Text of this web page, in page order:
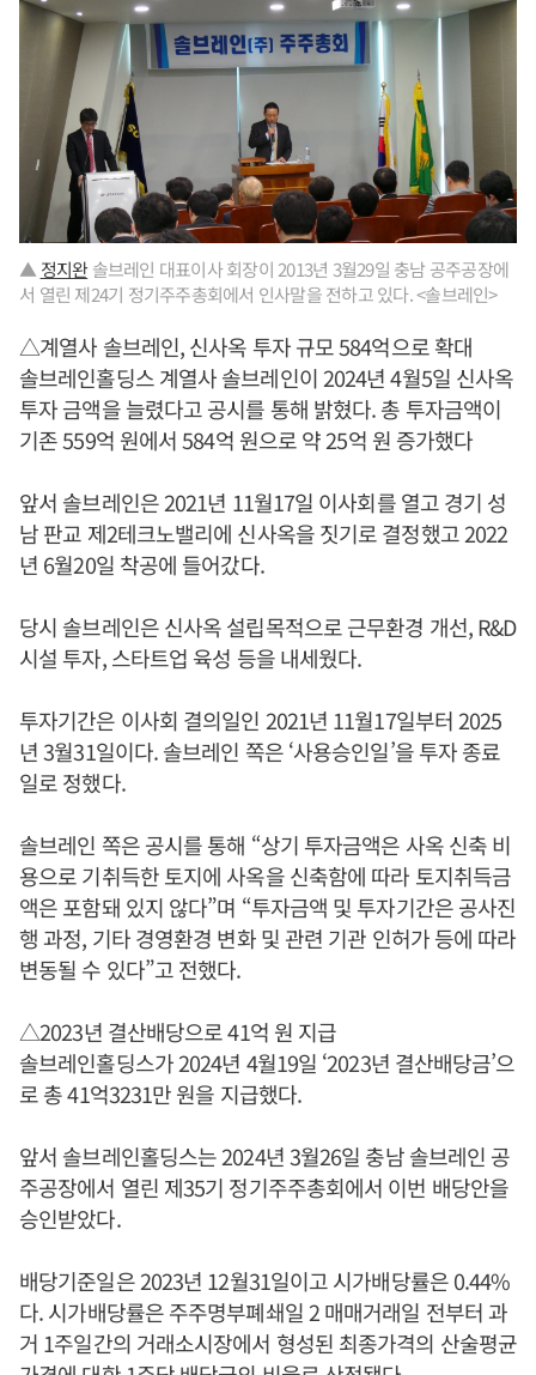
▲ 정지완솔브레인 대표이사 회장이 2013년 3월29일 충남 공주공장에
서 열린 제24기 정기주주총회에서 인사말을 전하고 있다. <솔브레인>
△계열사 솔브레인, 신사옥 투자 규모 584억으로 확대
솔브레인홀딩스 계열사 솔브레인이 2024년 4월5일 신사옥
투자 금액을 늘렸다고 공시를 통해 밝혔다. 총 투자금액이
기존 559억 원에서 584억 원으로 약 25억 원 증가했다
앞서 솔브레인은 2021년 11월17일 이사회를 열고 경기 성
남 판교 제2테크노밸리에 신사옥을 짓기로 결정했고 2022
년 6월20일 착공에 들어갔다.
당시 솔브레인은 신사옥 설립목적으로 근무환경 개선, R&D
시설 투자, 스타트업 육성 등을 내세웠다.
투자기간은 이사회 결의일인 2021년 11월17일부터 2025
년 3월31일이다. 솔브레인 쪽은 ‘사용승인일’을 투자 종료
일로 정했다.
솔브레인 쪽은 공시를 통해 “상기 투자금액은 사옥 신축 비
용으로 기취득한 토지에 사옥을 신축함에 따라 토지취득금
액은 포함돼 있지 않다”며 “투자금액 및 투자기간은 공사진
행 과정, 기타 경영환경 변화 및 관련 기관 인허가 등에 따라
변동될 수 있다”고 전했다.
△2023년 결산배당으로 41억 원 지급
솔브레인홀딩스가 2024년 4월19일 ‘2023년 결산배당금’으
로 총 41억3231만 원을 지급했다.
앞서 솔브레인홀딩스는 2024년 3월26일 충남 솔브레인 공
주공장에서 열린 제35기 정기주주총회에서 이번 배당안을
승인받았다.
배당기준일은 2023년 12월31일이고 시가배당률은 0.44%
다. 시가배당률은 주주명부폐쇄일 2 매매거래일 전부터 과
거 1주일간의 거래소시장에서 형성된 최종가격의 산술평균